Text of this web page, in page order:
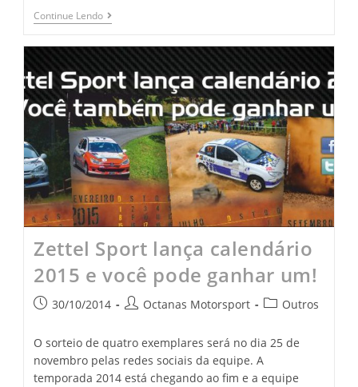
Continue Lendo
Zettel Sport lança calendário
2015 e você pode ganhar um!
30/10/2014 Octanas Motorsport Outros
O sorteio de quatro exemplares será no dia 25 de
novembro pelas redes sociais da equipe. A
temporada 2014 está chegando ao fim e a equipe